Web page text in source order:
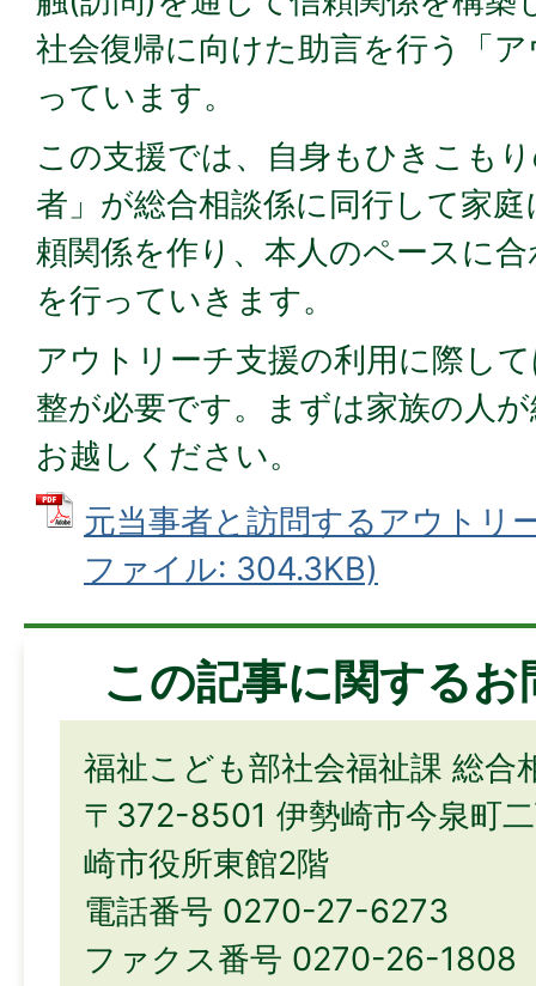
社会復帰に向けた助言を行う「
っています。
この支援では、自身もひきこも
者」が総合相談係に同行して家
頼関係を作り、本人のペースに
を行っていきます。
アウトリーチ支援の利用に際し
整が必要です。まずは家族の人
お越しください。
元当事者と訪問するアウトリ
ファイル: 304.3KB)
この記事に関する
福祉こども部社会福祉課 総合
〒372-8501 伊勢崎市今泉町
崎市役所東館2階
電話番号 0270-27-6273
ファクス番号 0270-26-1808